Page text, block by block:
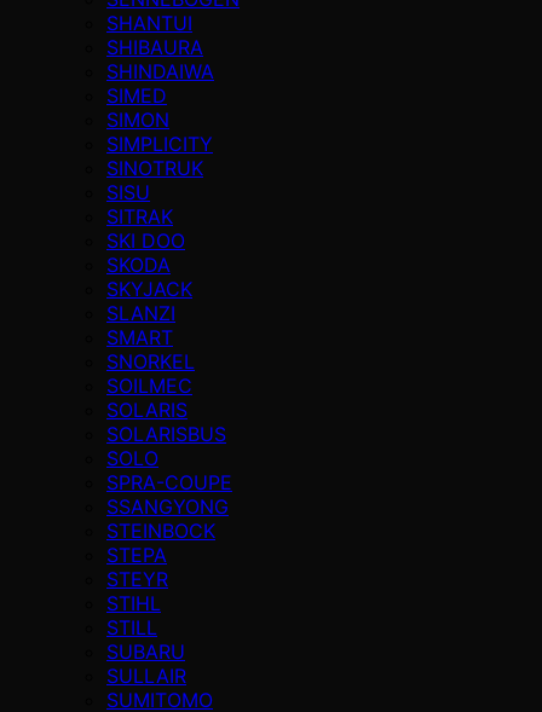
SHANTUI
SHIBAURA
SHINDAIWA
SIMED
SIMON
SIMPLICITY
SINOTRUK
SISU
SITRAK
SKI DOO
SKODA
SKYJACK
SLANZI
SMART
SNORKEL
SOILMEC
SOLARIS
SOLARISBUS
SOLO
SPRA-COUPE
SSANGYONG
STEINBOCK
STEPA
STEYR
STIHL
STILL
SUBARU
SULLAIR
SUMITOMO